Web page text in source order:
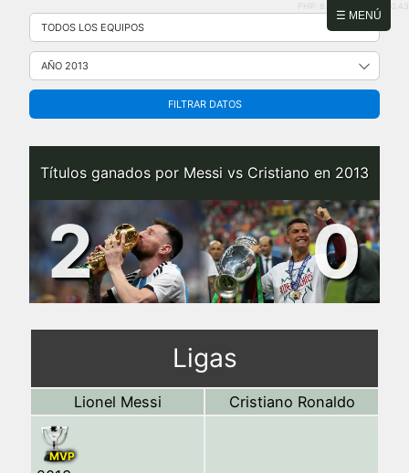
☰ MENÚ
Saltar
contenido
PHP: 8.2.31 | MySQL: 8.0.43
FILTRAR DATOS
Títulos ganados por Messi vs Cristiano en 2013
2 0
Ligas
Lionel Messi Cristiano Ronaldo
MVP